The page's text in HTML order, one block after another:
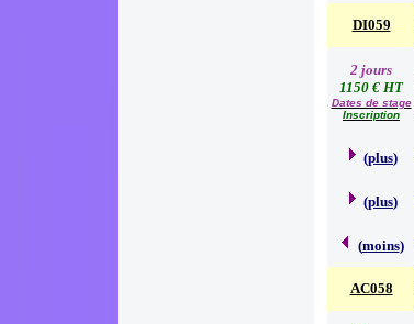
DI059
2 jours
1150 € HT
Dates de stage
Inscription
(plus)
(plus)
(moins)
AC058